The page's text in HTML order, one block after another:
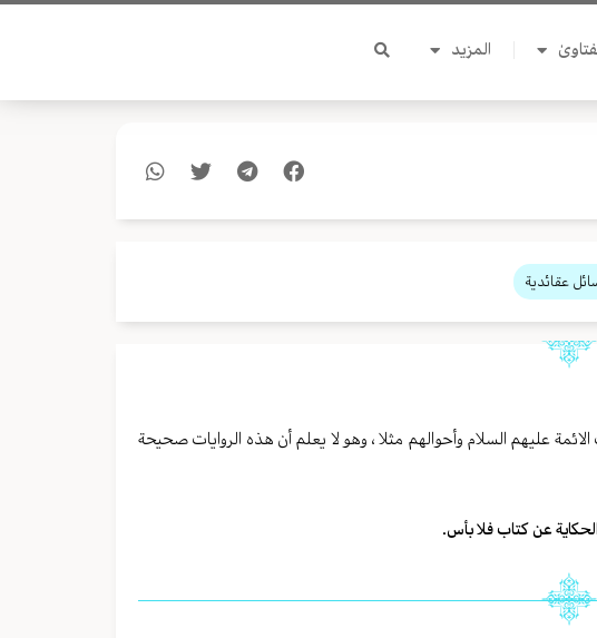
المزيد
عقائدية
عليهم السلام وأحوالهم مثلا ، وهو لا يعلم أن هذه الروايات صحيحة
الحكاية عن كتاب فلا بأس.